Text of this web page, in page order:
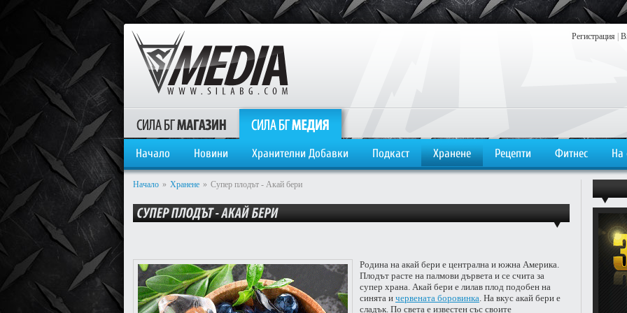
Регистрация
Начало Новини Хранителни Добавки Подкаст Хранене Рецепти Фитнес На
Начало » Хранене » Супер плодът - Акай бери
Родина на акай бери е централна и южна Америка.
Плодът расте на палмови дървета и се счита за
супер храна. Акай бери е лилав плод подобен на
синята и червената боровинка. На вкус акай бери е
сладък. По света е известен със своите